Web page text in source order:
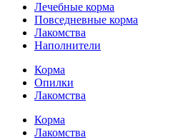
Лечебные корма
Повседневные корма
Лакомства
Наполнители
Корма
Опилки
Лакомства
Корма
Лакомства